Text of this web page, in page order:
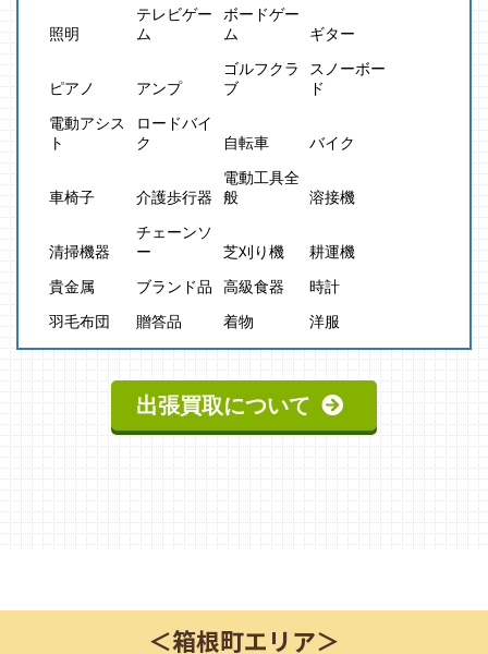
照明
テレビゲー
ム
ボードゲー
ム
ギター
ピアノ アンプ
ゴルフクラ
ブ
スノーボー
ド
電動アシス
ト
ロードバイ
ク
自転車 バイク
車椅子 介護歩行器
電動工具全
般
溶接機
清掃機器
チェーンソ
ー
芝刈り機
耕運機
貴金属
ブランド品 高級食器
時計
羽毛布団
贈答品 着物 洋服
出張買取について
＜箱根町エリア＞